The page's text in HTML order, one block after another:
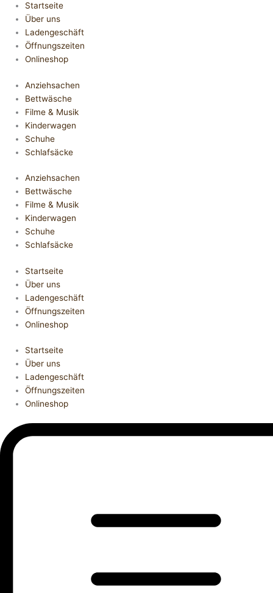
Startseite
Über uns
Ladengeschäft
Öffnungszeiten
Onlineshop
Anziehsachen
Bettwäsche
Filme & Musik
Kinderwagen
Schuhe
Schlafsäcke
Anziehsachen
Bettwäsche
Filme & Musik
Kinderwagen
Schuhe
Schlafsäcke
Startseite
Über uns
Ladengeschäft
Öffnungszeiten
Onlineshop
Startseite
Über uns
Ladengeschäft
Öffnungszeiten
Onlineshop